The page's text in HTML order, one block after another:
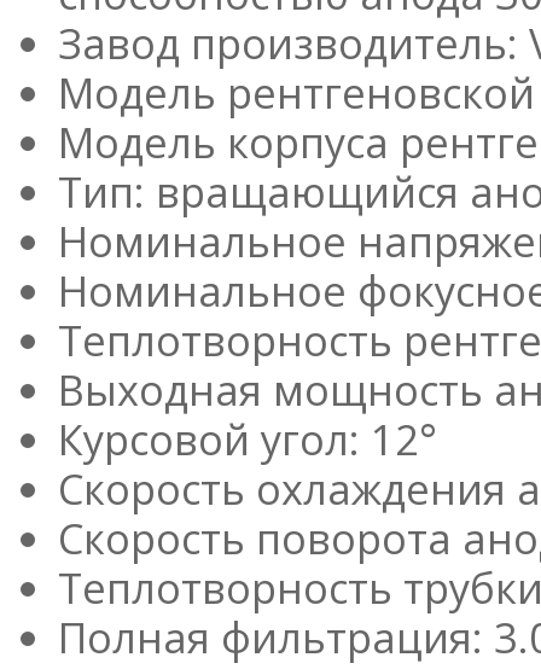
Завод производитель:
Модель рентгеновской
Модель корпуса
Тип: вращающийся
Номинальное
Номинальное
Теплотворность
Выходная мощность
Курсовой угол: 12°
Скорость охлаждения
Скорость поворота
Теплотворность
Полная фильтрация: